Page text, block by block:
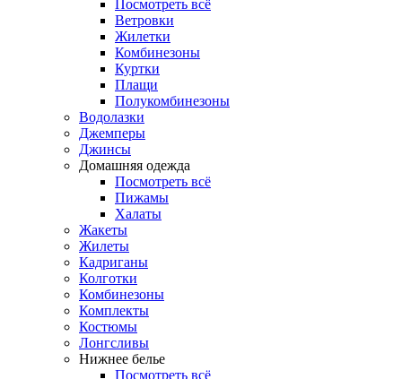
Посмотреть всё
Ветровки
Жилетки
Комбинезоны
Куртки
Плащи
Полукомбинезоны
Водолазки
Джемперы
Джинсы
Домашняя одежда
Посмотреть всё
Пижамы
Халаты
Жакеты
Жилеты
Кадриганы
Колготки
Комбинезоны
Комплекты
Костюмы
Лонгсливы
Нижнее белье
Посмотреть всё